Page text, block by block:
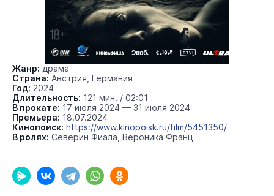
Жанр: драма
Страна: Австрия, Германия
Год: 2024
Длительность: 121 мин. / 02:01
В прокате: 17 июля 2024 — 31 июля 2024
Премьера: 18.07.2024
Кинопоиск: https://www.kinopoisk.ru/film/5451350/
В ролях: Северин Фиала, Вероника Франц